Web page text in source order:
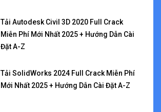
Tải Autodesk Civil 3D 2020 Full Crack
Miễn Phí Mới Nhất 2025 + Hướng Dẫn Cài
Đặt A-Z
Tải SolidWorks 2024 Full Crack Miễn Phí
Mới Nhất 2025 + Hướng Dẫn Cài Đặt A-Z